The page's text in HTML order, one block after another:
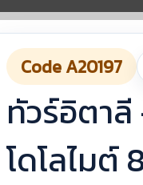
Code A20197
ทัวร์อิตา
โดโลไมต์